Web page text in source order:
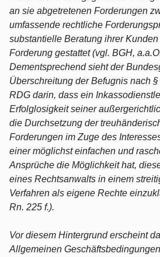
an sie abgetretenen Forderungen
umfassende rechtliche
substantielle Beratung ihrer
Forderung gestattet (vgl. BGH,
Dementsprechend sieht der
Überschreitung der Befugnis nach §
RDG darin, dass ein
Erfolglosigkeit seiner
die Durchsetzung der
Forderungen im Zuge des
einer möglichst einfachen und
Ansprüche die Möglichkeit hat,
eines Rechtsanwalts in einem
Verfahren als eigene Rechte
Rn. 225 f.).
Vor diesem Hintergrund erscheint
Allgemeinen